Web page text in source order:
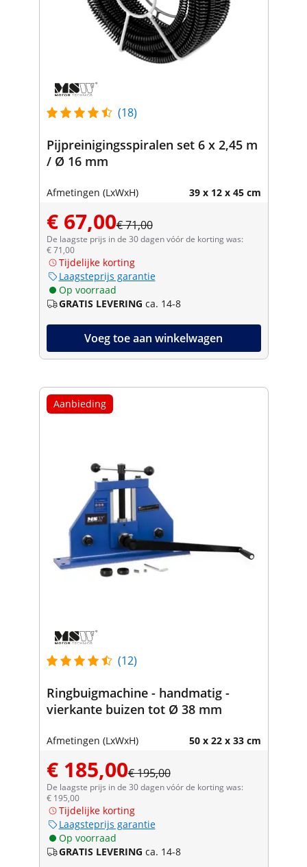
(18)
Pijpreinigingsspiralen set 6 x 2,45 m
/ Ø 16 mm
Afmetingen (LxWxH) 39 x 12 x 45 cm
€ 67,00€ 71,00
De laagste prijs in de 30 dagen vóór de korting was:
€ 71,00
Tijdelijke korting
Laagsteprijs garantie
Op voorraad
GRATIS LEVERING ca. 14-8
Voeg toe aan winkelwagen
Aanbieding
(12)
Ringbuigmachine - handmatig -
vierkante buizen tot Ø 38 mm
Afmetingen (LxWxH) 50 x 22 x 33 cm
€ 185,00€ 195,00
De laagste prijs in de 30 dagen vóór de korting was:
€ 195,00
Tijdelijke korting
Laagsteprijs garantie
Op voorraad
GRATIS LEVERING ca. 14-8